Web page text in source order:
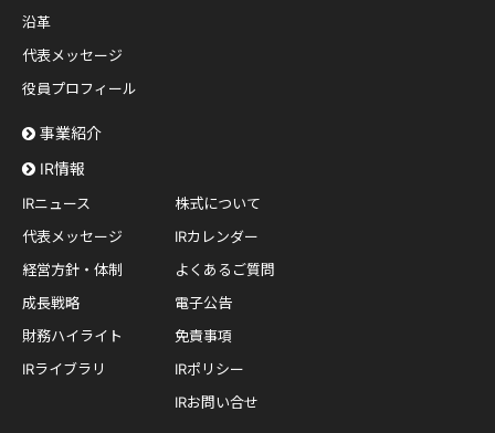
沿革
代表メッセージ
役員プロフィール
事業紹介
IR情報
IRニュース
代表メッセージ
経営方針・体制
成長戦略
財務ハイライト
IRライブラリ
株式について
IRカレンダー
よくあるご質問
電子公告
免責事項
IRポリシー
IRお問い合せ